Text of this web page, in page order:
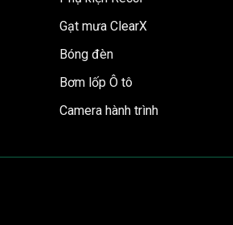
Gạt mưa ClearX
Bóng đèn
Bơm lốp Ô tô
Camera hành trình